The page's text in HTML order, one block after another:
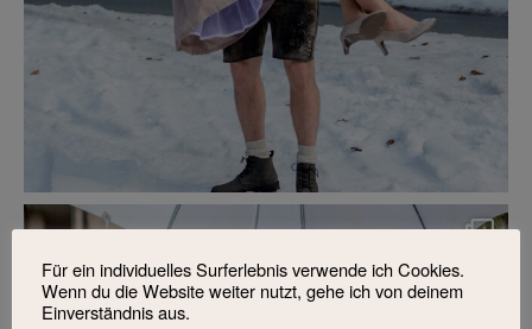
Für ein individuelles Surferlebnis verwende ich Cookies.
Wenn du die Website weiter nutzt, gehe ich von deinem
Einverständnis aus.